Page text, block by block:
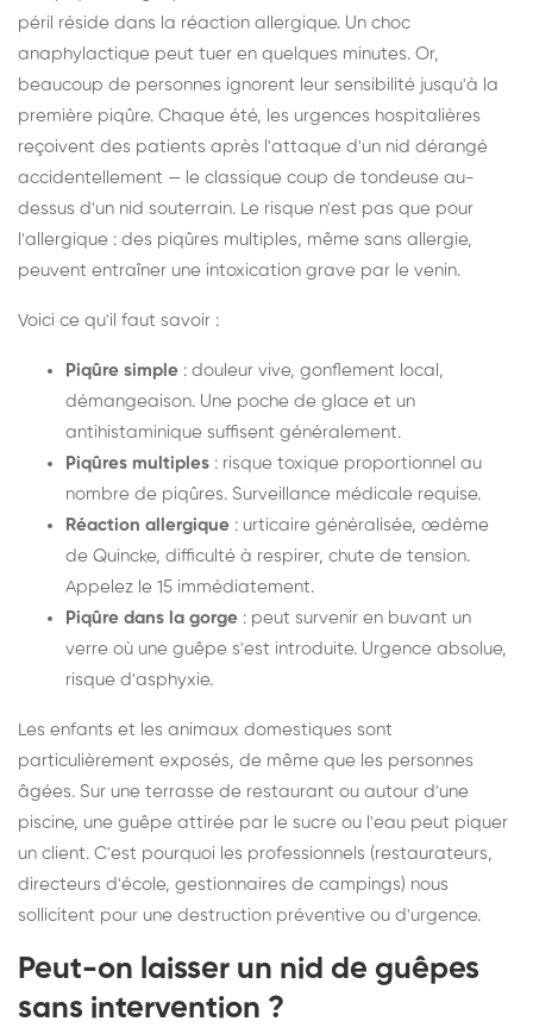
péril réside dans la réaction allergique. Un choc
anaphylactique peut tuer en quelques minutes. Or,
beaucoup de personnes ignorent leur sensibilité jusqu'à la
première piqûre. Chaque été, les urgences hospitalières
reçoivent des patients après l'attaque d'un nid dérangé
accidentellement — le classique coup de tondeuse au-
dessus d'un nid souterrain. Le risque n'est pas que pour
l'allergique : des piqûres multiples, même sans allergie,
peuvent entraîner une intoxication grave par le venin.
Voici ce qu'il faut savoir :
Piqûre simple : douleur vive, gonflement local,
démangeaison. Une poche de glace et un
antihistaminique suffisent généralement.
Piqûres multiples : risque toxique proportionnel au
nombre de piqûres. Surveillance médicale requise.
Réaction allergique : urticaire généralisée, œdème
de Quincke, difficulté à respirer, chute de tension.
Appelez le 15 immédiatement.
Piqûre dans la gorge : peut survenir en buvant un
verre où une guêpe s'est introduite. Urgence absolue,
risque d'asphyxie.
Les enfants et les animaux domestiques sont
particulièrement exposés, de même que les personnes
âgées. Sur une terrasse de restaurant ou autour d'une
piscine, une guêpe attirée par le sucre ou l'eau peut piquer
un client. C'est pourquoi les professionnels (restaurateurs,
directeurs d'école, gestionnaires de campings) nous
sollicitent pour une destruction préventive ou d'urgence.
Peut-on laisser un nid de guêpes
sans intervention ?